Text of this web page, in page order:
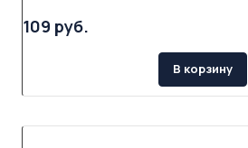
109 руб.
В корзину